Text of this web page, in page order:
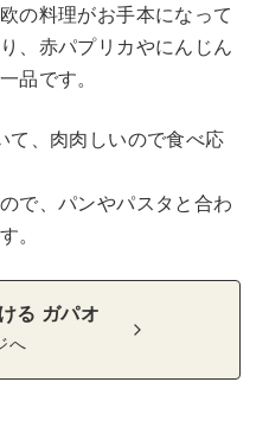
の料理がお手本になって
、赤パプリカやにんじん
品です。
て、肉肉しいので食べ応
で、パンやパスタと合わ
。
る ガパオ
へ